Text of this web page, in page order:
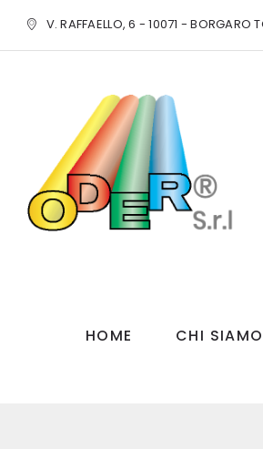
V. RAFFAELLO, 6 - 10071 - BORGARO
HOME CHI SIAMO